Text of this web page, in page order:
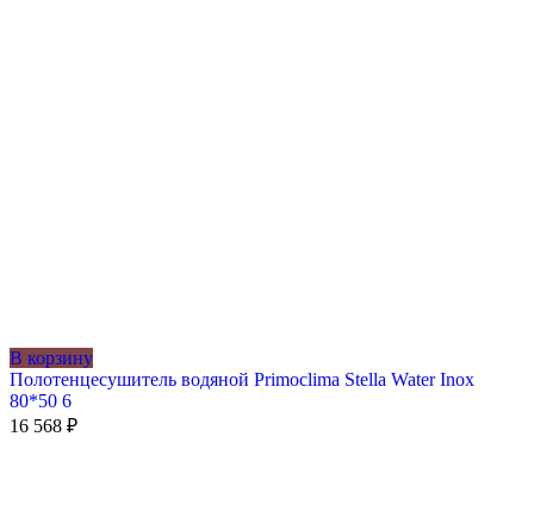
В корзину
Полотенцесушитель водяной Primoclima Stella Water Inox
80*50 6
16 568 ₽